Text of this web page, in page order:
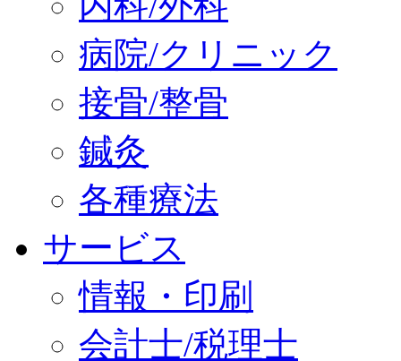
病院/クリニック
接骨/整骨
鍼灸
各種療法
サービス
情報・印刷
会計士/税理士